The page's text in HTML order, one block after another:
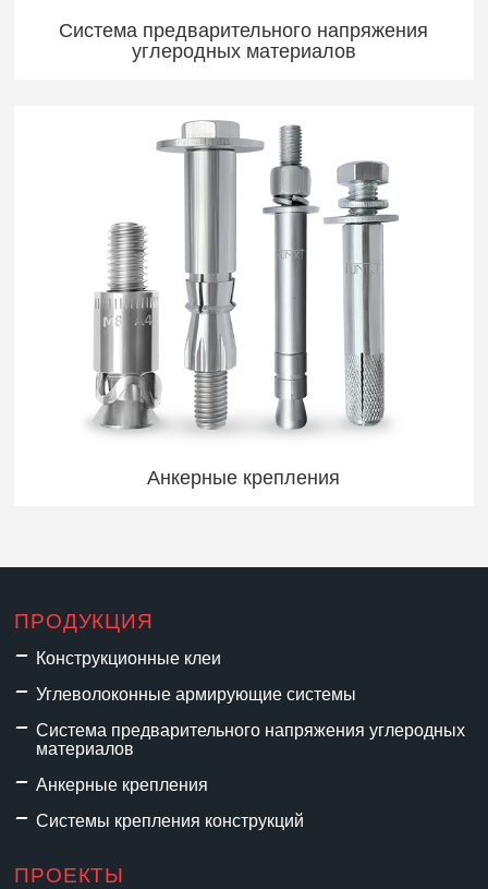
Система предварительного напряжения
углеродных материалов
Анкерные крепления
ПРОДУКЦИЯ
Конструкционные клеи
Углеволоконные армирующие системы
Система предварительного напряжения углеродных
материалов
Анкерные крепления
Системы крепления конструкций
ПРОЕКТЫ